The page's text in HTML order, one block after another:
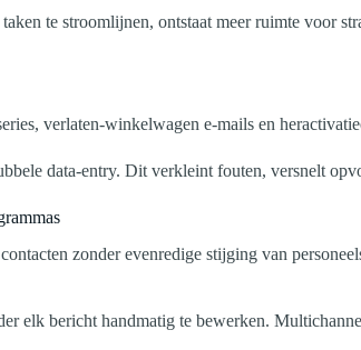
te stroomlijnen, ontstaat meer ruimte voor
verlaten-winkelwagen e-mails en
data-entry. Dit verkleint fouten, versnelt
zonder evenredige stijging van
elk bericht handmatig te bewerken.